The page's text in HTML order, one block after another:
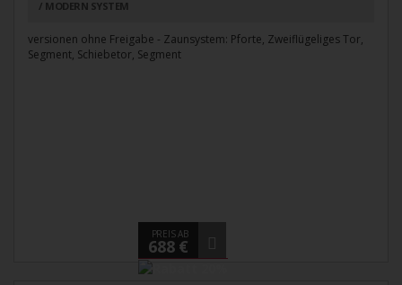
MODERN SYSTEM
versionen ohne Freigabe - Zaunsystem: Pforte, Zweiflügeliges Tor,
Segment, Schiebetor, Segment
PREIS AB
688 €